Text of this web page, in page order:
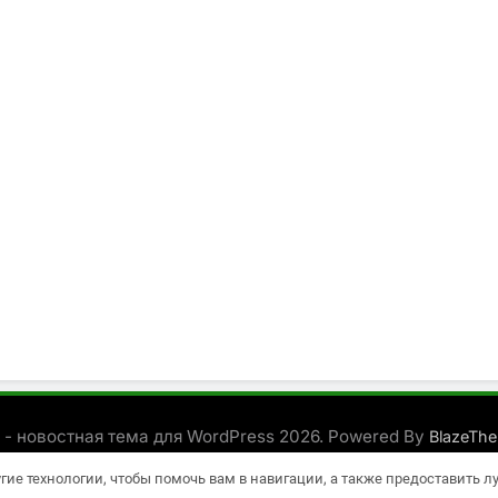
новостная тема для WordPress 2026. Powered By
технологии, чтобы помочь вам в навигации, а также предоставить